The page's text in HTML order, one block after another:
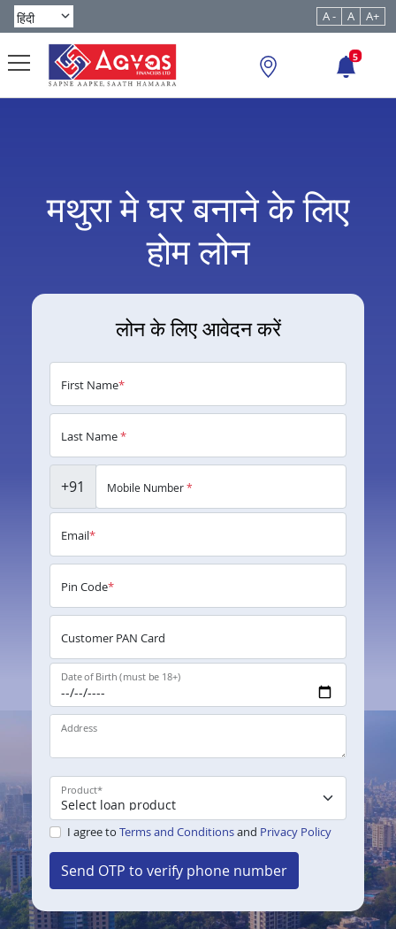
A - A A+
5
मथुरा मे घर बनाने के लिए
होम लोन
लोन के लिए आवेदन करें
First Name*
Last Name*
+91 Mobile Number*
Email*
Pin Code*
Customer PAN Card
Date of Birth (must be 18+)
Address
Product*
I agree to Terms and Conditionsand Privacy Policy
Send OTP to verify phone number